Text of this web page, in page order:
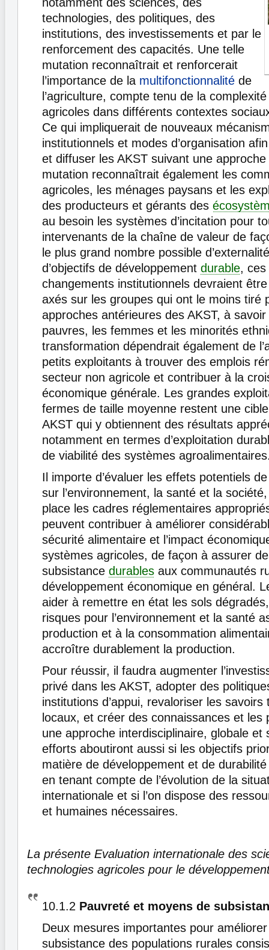
technologies, des politiques, des
institutions, des investissements et par le
renforcement des capacités. Une telle
mutation reconnaîtrait et renforcerait
l’importance de la multifonctionnalité de
l’agriculture, compte tenu de la
agricoles dans différents contextes
Ce qui impliquerait de nouveaux
institutionnels et modes d’organisation
et diffuser les AKST suivant une
mutation reconnaîtrait également les
agricoles, les ménages paysans et les
des producteurs et gérants des
au besoin les systèmes d’incitation pour
intervenants de la chaîne de valeur de
le plus grand nombre possible
d’objectifs de développement durable,
changements institutionnels devraient
axés sur les groupes qui ont le moins tiré
approches antérieures des AKST, à
pauvres, les femmes et les minorités
transformation dépendrait également de
petits exploitants à trouver des emplois
secteur non agricole et contribuer à la
économique générale. Les grandes
fermes de taille moyenne restent une
AKST qui y obtiennent des résultats
notamment en termes d’exploitation
de viabilité des systèmes
Il importe d’évaluer les effets potentiels
sur l’environnement, la santé et la
place les cadres réglementaires
peuvent contribuer à améliorer
sécurité alimentaire et l’impact
systèmes agricoles, de façon à assurer
subsistance durables aux communautés
développement économique en général.
aider à remettre en état les sols
risques pour l’environnement et la santé
production et à la consommation
accroître durablement la production.
Pour réussir, il faudra augmenter
privé dans les AKST, adopter des
institutions d’appui, revaloriser les savoirs
locaux, et créer des connaissances et les
une approche interdisciplinaire, globale et
efforts aboutiront aussi si les objectifs
matière de développement et de
en tenant compte de l’évolution de la
internationale et si l’on dispose des
et humaines nécessaires.
La présente Evaluation internationale des
technologies agricoles pour le
10.1.2 Pauvreté et moyens de
Deux mesures importantes pour
subsistance des populations rurales